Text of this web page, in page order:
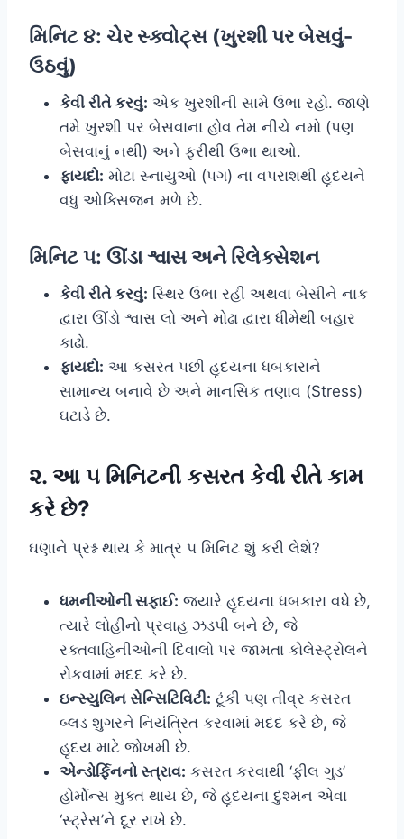
મિનિટ ૪: ચેર સ્ક્વોટ્સ (ખુરશી પર બેસવું-
ઉઠવું)
કેવી રીતે કરવું: એક ખુરશીની સામે ઉભા રહો. જાણે
તમે ખુરશી પર બેસવાના હોવ તેમ નીચે નમો (પણ
બેસવાનું નથી) અને ફરીથી ઉભા થાઓ.
ફાયદો: મોટા સ્નાયુઓ (પગ) ના વપરાશથી હૃદયને
વધુ ઓક્સિજન મળે છે.
મિનિટ ૫: ઊંડા શ્વાસ અને રિલેક્સેશન
કેવી રીતે કરવું: સ્થિર ઉભા રહી અથવા બેસીને નાક
દ્વારા ઊંડો શ્વાસ લો અને મોઢા દ્વારા ધીમેથી બહાર
કાઢો.
ફાયદો: આ કસરત પછી હૃદયના ધબકારાને
સામાન્ય બનાવે છે અને માનસિક તણાવ (Stress)
ઘટાડે છે.
૨. આ ૫ મિનિટની કસરત કેવી રીતે કામ
કરે છે?
ઘણાને પ્રશ્ન થાય કે માત્ર ૫ મિનિટ શું કરી લેશે?
ધમનીઓની સફાઈ: જ્યારે હૃદયના ધબકારા વધે છે,
ત્યારે લોહીનો પ્રવાહ ઝડપી બને છે, જે
રક્તવાહિનીઓની દિવાલો પર જામતા કોલેસ્ટ્રોલને
રોકવામાં મદદ કરે છે.
ઇન્સ્યુલિન સેન્સિટિવિટી: ટૂંકી પણ તીવ્ર કસરત
બ્લડ શુગરને નિયંત્રિત કરવામાં મદદ કરે છે, જે
હૃદય માટે જોખમી છે.
એન્ડોર્ફિનનો સ્ત્રાવ: કસરત કરવાથી ‘ફીલ ગુડ’
હોર્મોન્સ મુક્ત થાય છે, જે હૃદયના દુશ્મન એવા
‘સ્ટ્રેસ’ને દૂર રાખે છે.